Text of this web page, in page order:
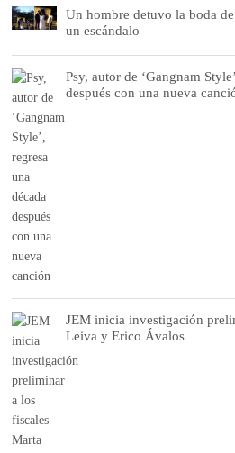
Un hombre detuvo la boda
un escándalo
Psy, autor de ‘Gangnam
después con una nueva
JEM inicia investigación
Leiva y Erico Ávalos